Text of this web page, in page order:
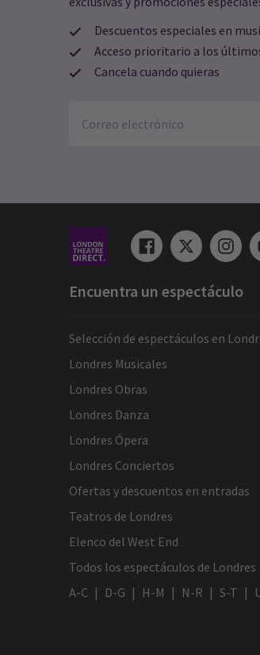
Descuentos especiales en
Acceso prioritario a los
Cancela cuando quieras
Encuentra un espectáculo
Selección de espectáculos en
Londres Musicales
Londres Obras
Londres Danza
Londres Ópera
Londres Conciertos
Ofertas y descuentos en entradas
Teatros de Londres
Elenco del West End
Todos los espectáculos de Londres
A-C
D-G H-M N-R S-T